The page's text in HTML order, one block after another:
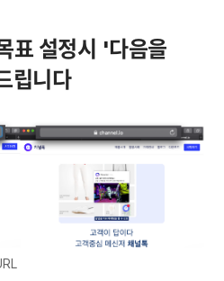
표 설정시 '다음을
립니다